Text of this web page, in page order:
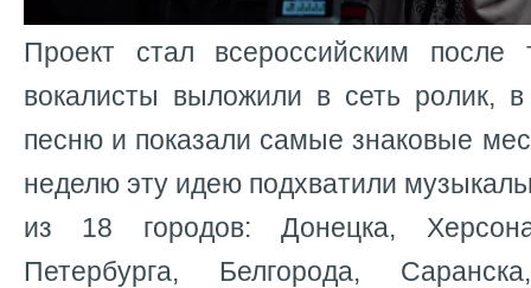
Проект стал всероссийским после
вокалисты выложили в сеть ролик,
песню и показали самые знаковые
неделю эту идею подхватили
из 18 городов: Донецка,
Петербурга, Белгорода,